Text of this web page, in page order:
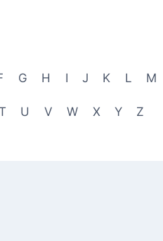
G H I J K L M
U V W X Y Z